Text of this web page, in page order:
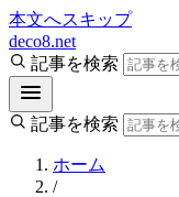
本文へスキップ
deco8.net
記事を検索
記事を検索
ホーム
/